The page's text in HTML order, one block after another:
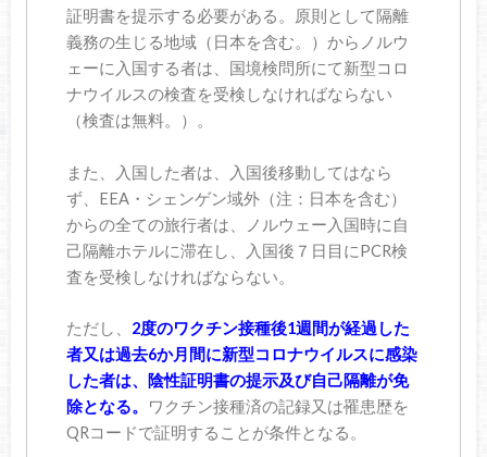
証明書を提示する必要がある。原則として隔離
義務の生じる地域（日本を含む。）からノルウ
ェーに入国する者は、国境検問所にて新型コロ
ナウイルスの検査を受検しなければならない
（検査は無料。）。
また、入国した者は、入国後移動してはなら
ず、EEA・シェンゲン域外（注：日本を含む）
からの全ての旅行者は、ノルウェー入国時に自
己隔離ホテルに滞在し、入国後７日目にPCR検
査を受検しなければならない。
ただし、 2度のワクチン接種後1週間が経過した
者又は過去6か月間に新型コロナウイルスに感染
した者は、陰性証明書の提示及び自己隔離が免
除となる。
ワクチン接種済の記録又は罹患歴を
QRコードで証明することが条件となる。